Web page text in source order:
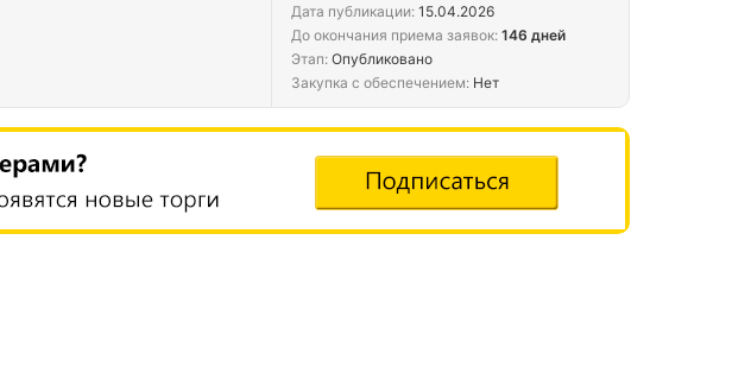
Дата публикации: 15.04.2026
До окончания приема заявок: 146 дней
Этап: Опубликовано
Закупка с обеспечением: Нет